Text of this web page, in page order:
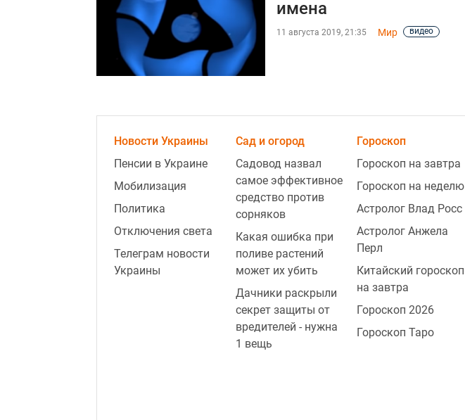
имена
11 августа 2019, 21:35 Мир видео
Новости Украины
Пенсии в Украине
Мобилизация
Политика
Отключения света
Телеграм новости
Украины
Сад и огород
Садовод назвал
самое эффективное
средство против
сорняков
Какая ошибка при
поливе растений
может их убить
Дачники раскрыли
секрет защиты от
вредителей - нужна
1 вещь
Гороскоп
Гороскоп на завтра
Гороскоп на неделю
Астролог Влад Росс
Астролог Анжела
Перл
Китайский гороскоп
на завтра
Гороскоп 2026
Гороскоп Таро